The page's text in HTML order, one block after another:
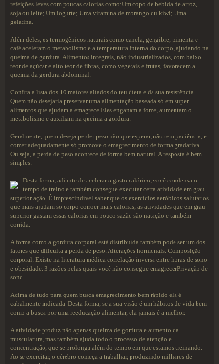
refeições leves com poucas calorias como:Um copo de bebida de arroz,
soja ou leite; Um iogurte; Uma vitamina de morango ou kiwi; Uma
gelatina.
Além deles, os termogênicos naturais como canela, gengibre, pimenta e
café aceleram o metabolismo e a temperatura interna do corpo, ajudando na
queima de gordura. Alimentos integrais, não industrializados, com baixo
teor de açúcar e alto teor de fibras, como vegetais e frutas, favorecem a
queima da gordura abdominal.
Confira a lista dos 10 maiores aliados do teu dieta e da sua resistência.
Quem não desejaria preservar uma alimentação baseada só em super
alimentos que ajudam a emagrece Eles enganam a fome, aumentam o
metabolismo e auxiliam na queima a gordura.
Geralmente, quem deseja perder peso não que esperar, não tem paciência, e
comer adequadamente só promove o emagrecimento de forma gradativa.
Ou seja, a perda de peso acontece de forma bem natural. A resposta é bem
simples.
Desta forma, adiante de acelerar o gasto calórico, você condensa o
tempo de treino e também consegue executar certa atividade em grau
superior ação. É imprescindível saber que os exercícios aeróbicos salutar os
que mais ajudam sô corpo corroer mais calorias, as atividades que em grau
superior gastam essas calorias em pouco sazão são natação e também
corrida.
A forma como a gordura corporal está distribuída também pode ser um dos
fatores que dificulta a perda de peso. Alterações hormonais. Composição
corporal. Existe na literatura médica correlação inversa entre horas de sono
e obesidade. 3 razões pelas quais você não consegue emagrecerPrivação de
sono.
Acima de tudo para quem busca emagrecimento bem rápido ela é
cabalmente indicada. Desta forma, se a sua visão é um hábitos de vida bem
como a busca por uma reeducação alimentar, ela jamais é a melhor.
A atividade produz não apenas queima de gordura e aumento da
musculatura, mas também ajuda todo o processo de atenção e
concentração, que se prolonga além do tempo em que estamos treinando.
Ao se exercitar, o cérebro começa a trabalhar, produzindo milhares de